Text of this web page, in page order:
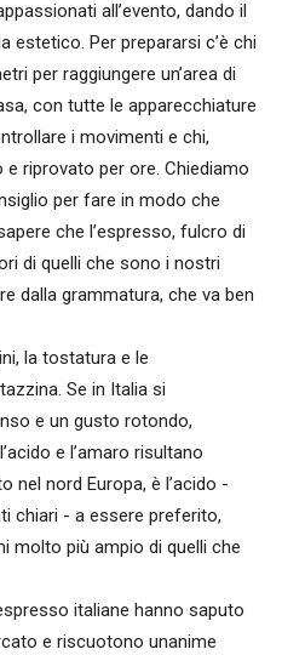
all’evento, dando il
estetico. Per prepararsi c’è chi
per raggiungere un’area di
con tutte le apparecchiature
i movimenti e chi,
riprovato per ore. Chiediamo
per fare in modo che
che l’espresso, fulcro di
di quelli che sono i nostri
dalla grammatura, che va ben
la tostatura e le
Se in Italia si
e un gusto rotondo,
e l’amaro risultano
nel nord Europa, è l’acido -
chiari - a essere preferito,
molto più ampio di quelli che
italiane hanno saputo
e riscuotono unanime